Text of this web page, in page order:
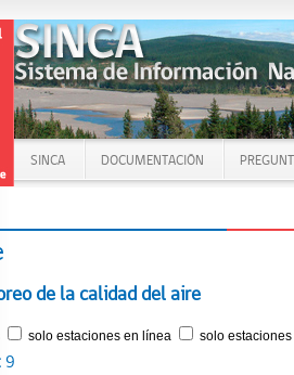
SINCA DOCUMENTACIÓN
de la calidad del aire
solo estaciones en línea solo
9